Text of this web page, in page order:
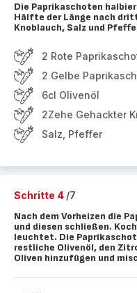
Die Paprikaschoten
Hälfte der Länge nach
Knoblauch, Salz und
2 Rote
2 Gelbe
6cl Olivenöl
2Zehe Gehackter
Salz, Pfeffer
Schritte 4 /7
Nach dem Vorheizen die
und diesen schließen.
leuchtet. Die
restliche Olivenöl, den
Oliven hinzufügen und